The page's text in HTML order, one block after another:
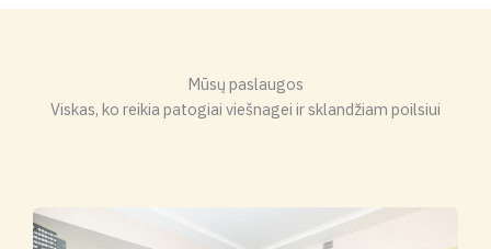
Mūsų paslaugos
Viskas, ko reikia patogiai viešnagei ir sklandžiam poilsiui